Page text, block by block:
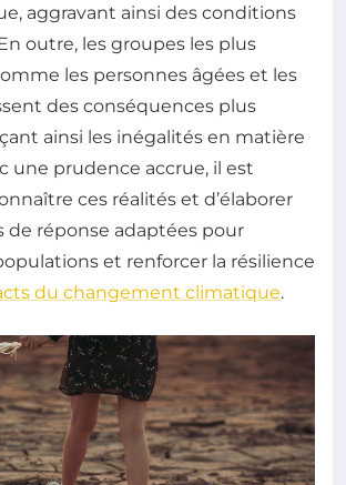
aggravant ainsi des conditions
outre, les groupes les plus
les personnes âgées et les
des conséquences plus
ainsi les inégalités en matière
une prudence accrue, il est
ces réalités et d’élaborer
de réponse adaptées pour
et renforcer la résilience
du changement climatique.